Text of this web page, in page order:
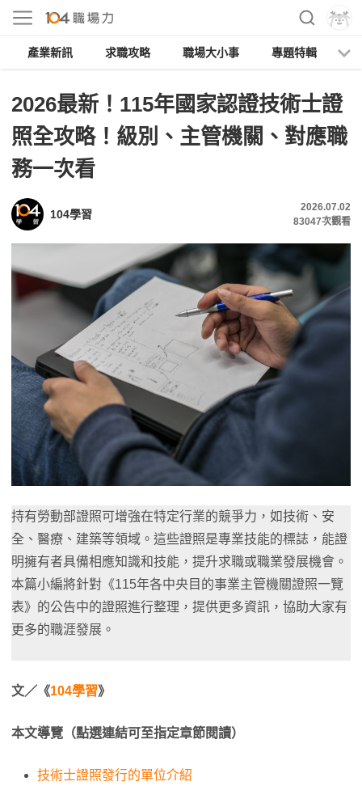
產業新訊 求職攻略 職場大小事 專題特輯
2026最新！115年國家認證技術士證
照全攻略！級別、主管機關、對應職
務一次看
104學習
2026.07.02
83047次觀看
持有勞動部證照可增強在特定行業的競爭力，如技術、安
全、醫療、建築等領域。這些證照是專業技能的標誌，能證
明擁有者具備相應知識和技能，提升求職或職業發展機會。
本篇小編將針對《115年各中央目的事業主管機關證照一覽
表》的公告中的證照進行整理，提供更多資訊，協助大家有
更多的職涯發展。
文／《104學習》
本文導覽（點選連結可至指定章節閱讀）
技術士證照發行的單位介紹